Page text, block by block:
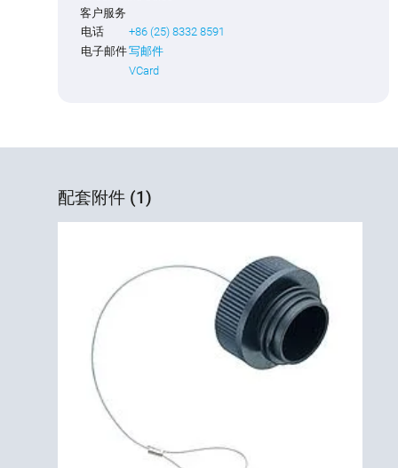
客户服务
电话
+86 (25) 8332 8591
电子邮件写邮件
VCard
配套附件 (1)